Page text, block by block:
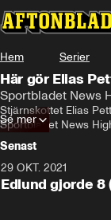
Hem Serier
Här gör Elias
Sportbladet News
Stjärnskottet Elias
Sportbladet News
Se mer
Senast
29 OKT. 2021
Edlund gjorde 8